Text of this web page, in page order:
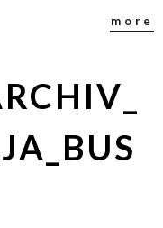
more